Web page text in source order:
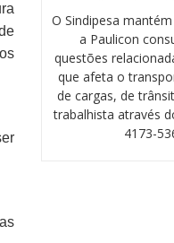
O Sindipesa
a Paulicon
questões
que afeta o
de cargas, de
trabalhista através
4173-